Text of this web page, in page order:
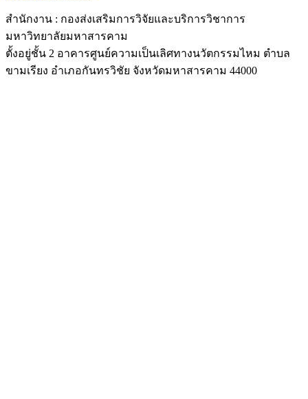
สำนักงาน : กองส่งเสริมการวิจัยและบริการวิชาการ
มหาวิทยาลัยมหาสารคาม
ตั้งอยู่ชั้น 2 อาคารศูนย์ความเป็นเลิศทางนวัตกรรมไหม ตำบล
ขามเรียง อำเภอกันทรวิชัย จังหวัดมหาสารคาม 44000